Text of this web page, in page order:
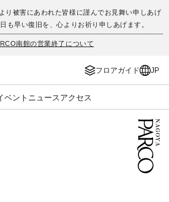
り被害にあわれた皆様に謹んでお見舞い申しあげ
も早い復旧を、心よりお祈り申しあげます。
南館の営業終了について
フロアガイド JP
ベント ニュース アクセス
ップ